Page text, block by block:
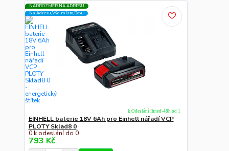
NADROZMĚR NA ADRESU
Na Adresu,Výd.místo,Boxu
EINHELL baterie 18V 6Ah pro Einhell nářadí VCP
PLOTY Sklad8 0
0 k odeslání do 0
793 Kč
k Odeslání Ihned-48h od 1